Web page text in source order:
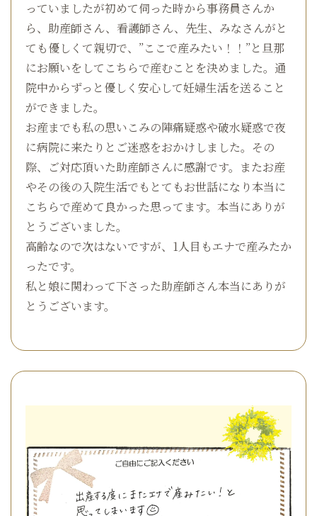
っていましたが初めて伺った時から事務員さんか
ら、助産師さん、看護師さん、先生、みなさんがと
ても優しくて親切で、”ここで産みたい！！”と旦那
にお願いをしてこちらで産むことを決めました。通
院中からずっと優しく安心して妊婦生活を送ること
ができました。
お産までも私の思いこみの陣痛疑惑や破水疑惑で夜
に病院に来たりとご迷惑をおかけしました。その
際、ご対応頂いた助産師さんに感謝です。またお産
やその後の入院生活でもとてもお世話になり本当に
こちらで産めて良かった思ってます。本当にありが
とうございました。
高齢なので次はないですが、1人目もエナで産みたか
ったです。
私と娘に関わって下さった助産師さん本当にありが
とうございます。